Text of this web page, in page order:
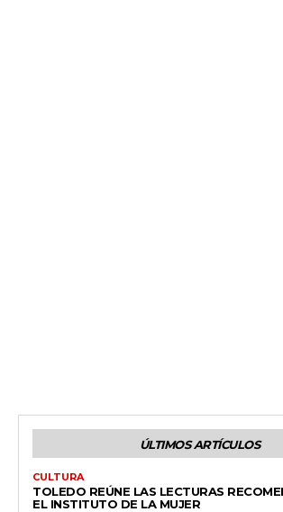
ÚLTIMOS ARTÍCULOS
CULTURA
TOLEDO REÚNE LAS LECTURAS
EL INSTITUTO DE LA MUJER